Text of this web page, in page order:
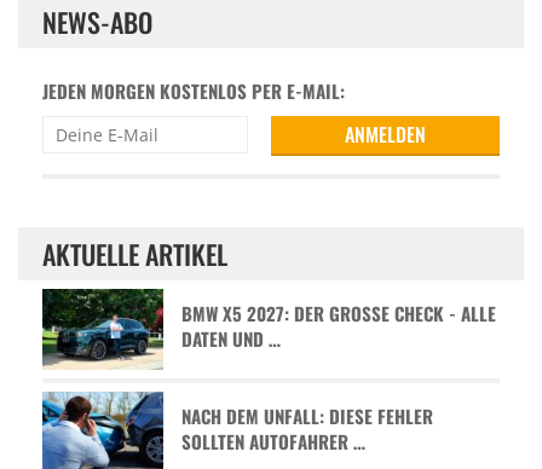
NEWS-ABO
JEDEN MORGEN KOSTENLOS PER E-MAIL:
AKTUELLE ARTIKEL
BMW X5 2027: DER GROSSE CHECK - ALLE D
ATEN UND …
NACH DEM UNFALL: DIESE FEHLER
SOLLTEN AUTOFAHRER …